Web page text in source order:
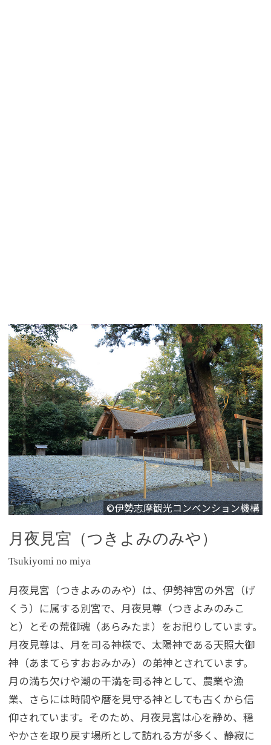
©伊勢志摩観光コンベンション機構
月夜見宮（つきよみのみや）
Tsukiyomi no miya
月夜見宮（つきよみのみや）は、伊勢神宮の外宮（げ
くう）に属する別宮で、月夜見尊（つきよみのみこ
と）とその荒御魂（あらみたま）をお祀りしています。
月夜見尊は、月を司る神様で、太陽神である天照大御
神（あまてらすおおみかみ）の弟神とされています。
月の満ち欠けや潮の干満を司る神として、農業や漁
業、さらには時間や暦を見守る神としても古くから信
仰されています。そのため、月夜見宮は心を静め、穏
やかさを取り戻す場所として訪れる方が多く、静寂に